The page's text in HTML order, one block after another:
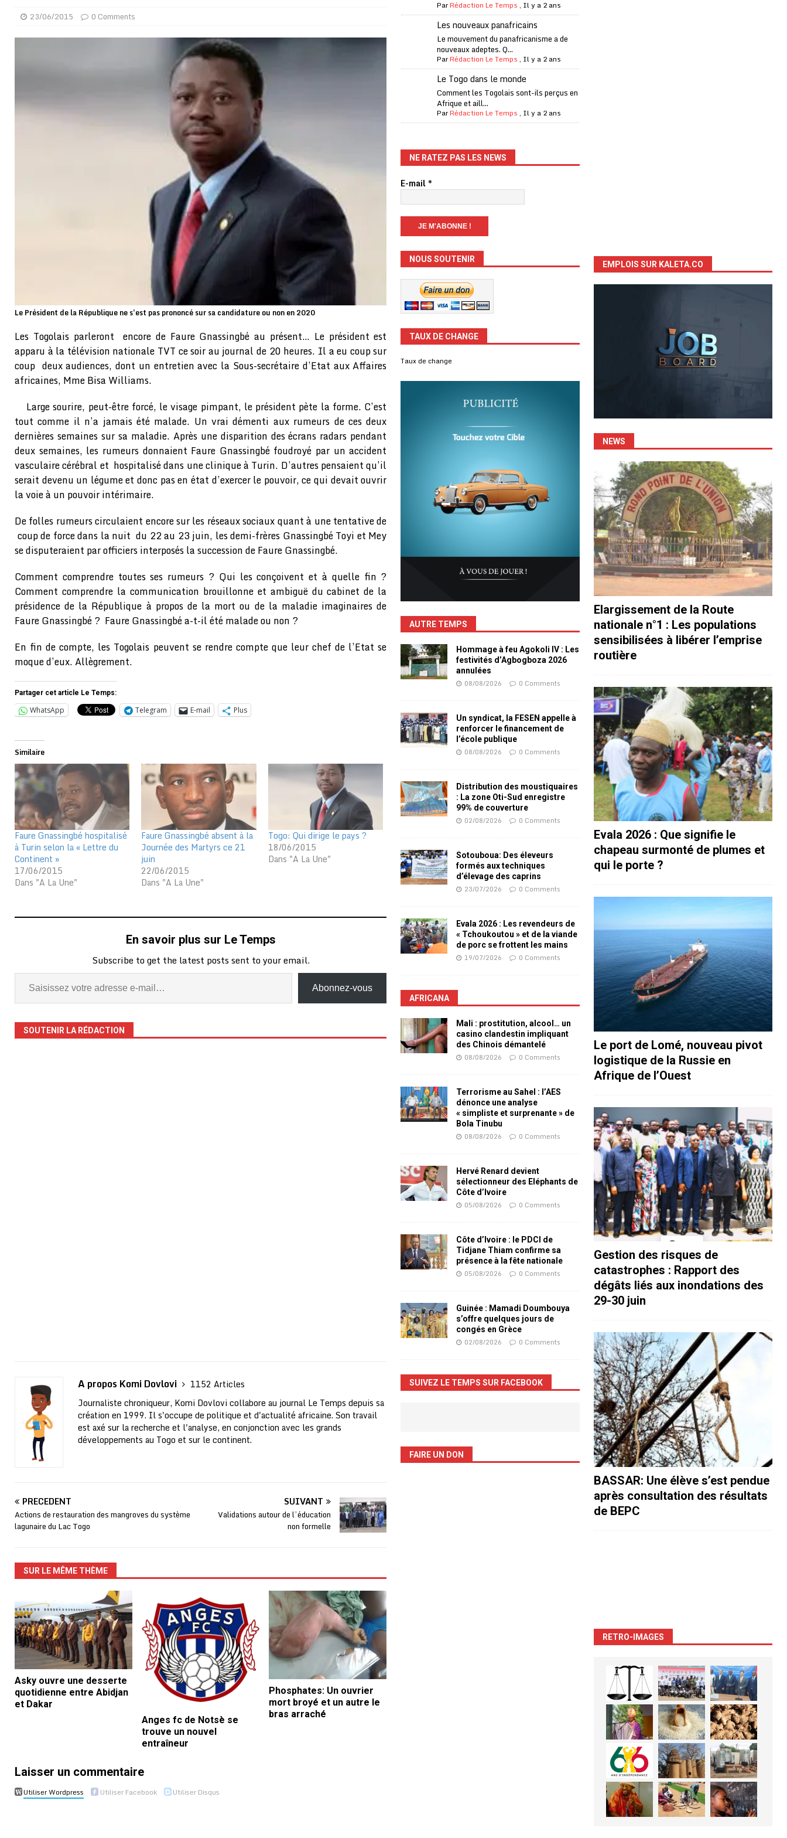
A LA UNE
Guinée : Mamadi Doumbouya s’offre quelques jours de congés en Grèce
Une factrice arrêtée après avoir volé un billet de loterie gagnant que son propriétaire avait envoyé à un proche
Distribution des moustiquaires : La zone Oti-Sud enregistre 99% de couverture
A LA UNE
La Confédération Africaine de Football (CAF) à contre-courant
Quatre candidats à la succession d’Infantino à la tête de la FIFA
Bénin : Romuald Wadagni reçoit le milliardaire Aliko Dangote
Niger : le FMI débloque une bouffée d’oxygène financière
Épinglé par le « Canard enchaîné », Bally Bagayoko visé par une plainte d’une asso anticorruption
23/06/2015 0 Comments
Le Président de la République ne s'est pas prononcé sur sa candidature ou non en 2020
Les Togolais parleront encore de Faure Gnassingbé au présent… Le président est
apparu à la télévision nationale TVT ce soir au journal de 20 heures. Il a eu coup sur
coup deux audiences, dont un entretien avec la Sous-secrétaire d’Etat aux Affaires
africaines, Mme Bisa Williams.
Large sourire, peut-être forcé, le visage pimpant, le président pète la forme. C’est
tout comme il n’a jamais été malade. Un vrai démenti aux rumeurs de ces deux
dernières semaines sur sa maladie. Après une disparition des écrans radars pendant
deux semaines, les rumeurs donnaient Faure Gnassingbé foudroyé par un accident
vasculaire cérébral et hospitalisé dans une clinique à Turin. D’autres pensaient qu’il
serait devenu un légume et donc pas en état d’exercer le pouvoir, ce qui devait ouvrir
la voie à un pouvoir intérimaire.
De folles rumeurs circulaient encore sur les réseaux sociaux quant à une tentative de
coup de force dans la nuit du 22 au 23 juin, les demi-frères Gnassingbé Toyi et Mey
se disputeraient par officiers interposés la succession de Faure Gnassingbé.
Comment comprendre toutes ses rumeurs ? Qui les conçoivent et à quelle fin ?
Comment comprendre la communication brouillonne et ambiguë du cabinet de la
présidence de la République à propos de la mort ou de la maladie imaginaires de
Faure Gnassingbé ? Faure Gnassingbé a-t-il été malade ou non ?
En fin de compte, les Togolais peuvent se rendre compte que leur chef de l’Etat se
moque d’eux. Allègrement.
Partager cet article Le Temps:
WhatsApp Telegram E-mail Plus
Similaire
Faure Gnassingbé hospitalisé
à Turin selon la « Lettre du
Continent »
17/06/2015
Dans "A La Une"
Faure Gnassingbé absent à la
Journée des Martyrs ce 21
juin
22/06/2015
Dans "A La Une"
Togo: Qui dirige le pays ?
18/06/2015
Dans "A La Une"
En savoir plus sur Le Temps
Subscribe to get the latest posts sent to your email.
Abonnez-vous
SOUTENIR LA RÉDACTION
A propos Komi Dovlovi
1152 Articles
Journaliste chroniqueur, Komi Dovlovi collabore au journal Le Temps depuis sa
création en 1999. Il s'occupe de politique et d'actualité africaine. Son travail
est axé sur la recherche et l'analyse, en conjonction avec les grands
développements au Togo et sur le continent.
PRÉCÉDENT
Actions de restauration des mangroves du système
lagunaire du Lac Togo
SUIVANT
Validations autour de l’éducation
non formelle
SUR LE MÊME THÈME
Asky ouvre une desserte
quotidienne entre Abidjan
et Dakar
Anges fc de Notsè se
trouve un nouvel
entraîneur
Phosphates: Un ouvrier
mort broyé et un autre le
bras arraché
Laisser un commentaire
Utiliser Wordpress Utiliser Facebook Utiliser Disqus
ParRédaction Le Temps , Il y a 2 ans
Les nouveaux panafricains
Le mouvement du panafricanisme a de
nouveaux adeptes. Q...
ParRédaction Le Temps , Il y a 2 ans
Le Togo dans le monde
Comment les Togolais sont-ils perçus en
Afrique et aill...
ParRédaction Le Temps , Il y a 2 ans
NE RATEZ PAS LES NEWS
E-mail*
NOUS SOUTENIR
TAUX DE CHANGE
Taux de change
AUTRE TEMPS
Hommage à feu Agokoli IV : Les
festivités d’Agbogboza 2026
annulées
08/08/2026 0 Comments
Un syndicat, la FESEN appelle à
renforcer le financement de
l’école publique
08/08/2026 0 Comments
Distribution des moustiquaires
: La zone Oti-Sud enregistre
99% de couverture
02/08/2026 0 Comments
Sotouboua: Des éleveurs
formés aux techniques
d’élevage des caprins
23/07/2026 0 Comments
Evala 2026 : Les revendeurs de
« Tchoukoutou » et de la viande
de porc se frottent les mains
19/07/2026 0 Comments
AFRICANA
Mali : prostitution, alcool… un
casino clandestin impliquant
des Chinois démantelé
08/08/2026 0 Comments
Terrorisme au Sahel : l’AES
dénonce une analyse
« simpliste et surprenante » de
Bola Tinubu
08/08/2026 0 Comments
Hervé Renard devient
sélectionneur des Eléphants de
Côte d’Ivoire
05/08/2026 0 Comments
Côte d’Ivoire : le PDCI de
Tidjane Thiam confirme sa
présence à la fête nationale
05/08/2026 0 Comments
Guinée : Mamadi Doumbouya
s’offre quelques jours de
congés en Grèce
02/08/2026 0 Comments
SUIVEZ LE TEMPS SUR FACEBOOK
FAIRE UN DON
EMPLOIS SUR KALETA.CO
NEWS
Elargissement de la Route
nationale n°1 : Les populations
sensibilisées à libérer l’emprise
routière
Evala 2026 : Que signifie le
chapeau surmonté de plumes et
qui le porte ?
Le port de Lomé, nouveau pivot
logistique de la Russie en
Afrique de l’Ouest
Gestion des risques de
catastrophes : Rapport des
dégâts liés aux inondations des
29-30 juin
BASSAR: Une élève s’est pendue
après consultation des résultats
de BEPC
RETRO-IMAGES